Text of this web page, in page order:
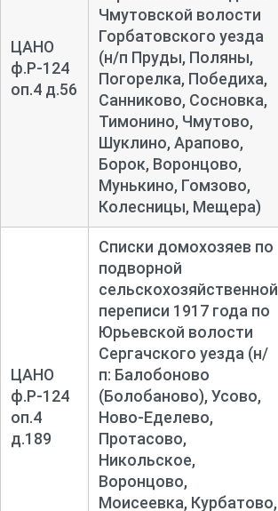
ЦАНО
ф.Р-124
оп.4 д.56
Чмутовской волости
Горбатовского уезда
(н/п Пруды, Поляны,
Погорелка, Победиха,
Санниково, Сосновка,
Тимонино, Чмутово,
Шуклино, Арапово,
Борок, Воронцово,
Мунькино, Гомзово,
Колесницы, Мещера)
ЦАНО
ф.Р-124
оп.4
д.189
Списки домохозяев по
подворной
сельскохозяйственной
переписи 1917 года по
Юрьевской волости
Сергачского уезда (н/
п: Балобоново
(Болобаново), Усово,
Ново-Еделево,
Протасово,
Никольское,
Воронцово,
Моисеевка, Курбатово,